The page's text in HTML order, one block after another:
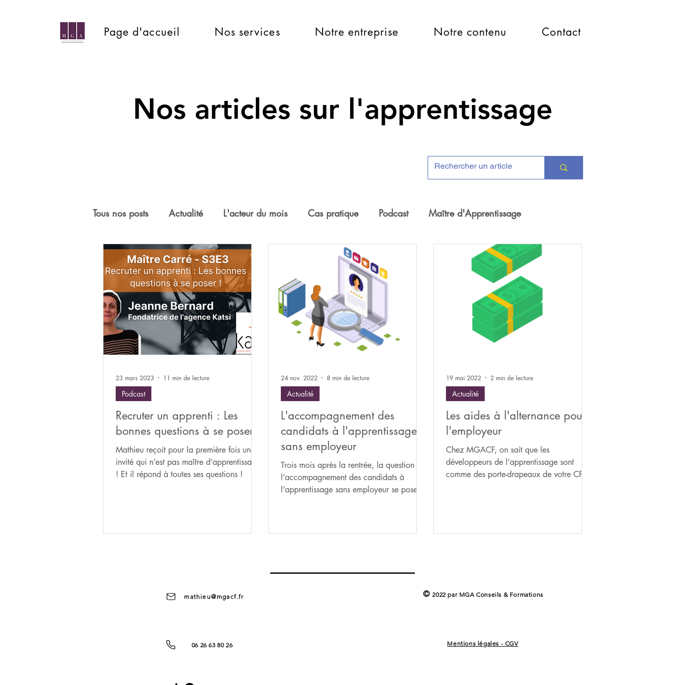
Page d'accueil Nos services Notre entreprise Notre contenu Contact
Nos articles sur l'apprentissage
Tous nos posts Actualité L'acteur du mois Cas pratique Podcast Maître d'Apprentissage
Recruter un apprenti : Les
bonnes questions à se poser !
Mathieu reçoit pour la première fois une
invité qui n’est pas maître d’apprentissage
! Et il répond à toutes ses questions !
Podcast
23 mars 2023 11 min de lecture
L'accompagnement des
candidats à l'apprentissage
sans employeur
Trois mois après la rentrée, la question de
l’accompagnement des candidats à
l’apprentissage sans employeur se pose.
Actualité
24 nov. 2022 8 min de lecture
Les aides à l'alternance pour
l'employeur
Chez MGACF, on sait que les
développeurs de l’apprentissage sont
comme des porte-drapeaux de votre CFA.
Actualité
19 mai 2022 2 min de lecture
mathieu@mgacf.fr
06 26 63 80 26
©2022 par MGA Conseils & Formations
Mentions légales - CGV